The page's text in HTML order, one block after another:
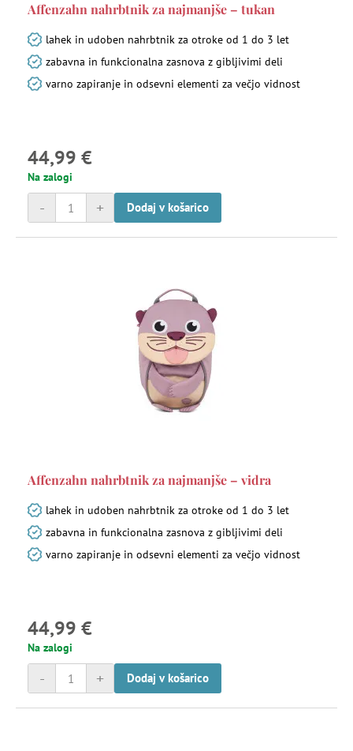
Affenzahn nahrbtnik za najmanjše – tukan
lahek in udoben nahrbtnik za otroke od 1 do 3 let
zabavna in funkcionalna zasnova z gibljivimi deli
varno zapiranje in odsevni elementi za večjo vidnost
44,99 €
Na zalogi
+
- Dodaj v košarico
Affenzahn nahrbtnik za najmanjše – vidra
lahek in udoben nahrbtnik za otroke od 1 do 3 let
zabavna in funkcionalna zasnova z gibljivimi deli
varno zapiranje in odsevni elementi za večjo vidnost
44,99 €
Na zalogi
+
- Dodaj v košarico